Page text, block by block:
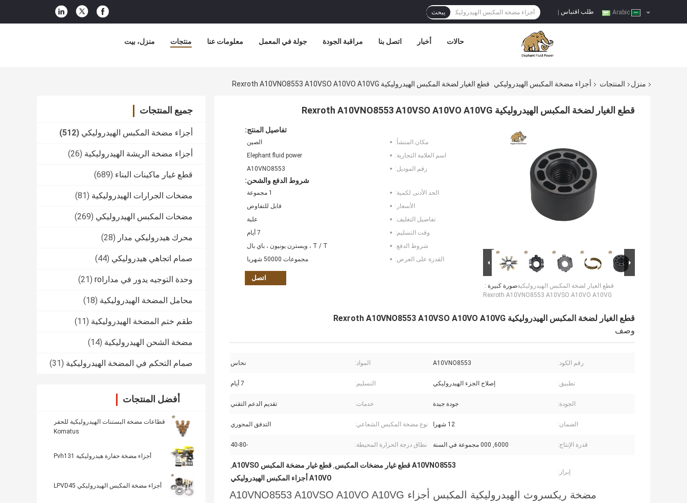
طلب اقتباس يبحث
منزل، بيت منتجات معلومات عنا جولة في المعمل مراقبة الجودة اتصل بنا أخبار حالات
منزل المنتجات أجزاء مضخة المكبس الهيدروليكي قطع الغيار لضخة المكبس الهيدروليكية Rexroth A10VNO8553 A10VSO A10VO A10VG
جميع المنتجات
أجزاء مضخة المكبس الهيدروليكي (512)
أجزاء مضخة الريشة الهيدروليكية (26)
قطع غيار ماكينات البناء (689)
مضخات الجرارات الهيدروليكية (81)
مضخات المكبس الهيدروليكي (269)
محرك هيدروليكي مدار (28)
صمام اتجاهي هيدروليكي (44)
وحدة التوجيه يدور في مدارrol (21)
محامل المضخة الهيدروليكية (18)
طقم ختم المضخة الهيدروليكية (11)
مضخة الشحن الهيدروليكية (14)
صمام التحكم في المضخة الهيدروليكية (31)
أفضل المنتجات
قطاعات مضخة البستنات الهيدروليكية للحفر
Komatus
أجزاء مضخة حفارة هيدروليكية Pvh131
أجزاء مضخة المكبس الهيدروليكي LPVD45
قطع الغيار لضخة المكبس الهيدروليكية Rexroth A10VNO8553 A10VSO A10VO A10VG
صورة كبيرة :قطع الغيار لضخة المكبس الهيدروليكية
Rexroth A10VNO8553 A10VSO A10VO A10VG
تفاصيل المنتج:
مكان المنشأ:
الصين
اسم العلامة التجارية:
Elephant fluid power
رقم الموديل:
A10VNO8553
شروط الدفع والشحن:
الحد الأدنى لكمية:
1 مجموعة
الأسعار:
قابل للتفاوض
تفاصيل التغليف:
علبة
وقت التسليم:
7 أيام
شروط الدفع:
T / T ، ويسترن يونيون ، باي بال
القدرة على العرض:
مجموعات 50000 شهريا
اتصل
قطع الغيار لضخة المكبس الهيدروليكية Rexroth A10VNO8553 A10VSO A10VO A10VG
وصف
رقم الكود: A10VNO8553 المواد: نحاس
تطبيق: إصلاح الجزء الهيدروليكي التسليم: 7 أيام
الجودة: جودة جيدة خدمات: تقديم الدعم التقني
الضمان: 12 شهرا نوع مضخة المكبس الشعاعي: التدفق المحوري
قدرة الإنتاج: 6000, 000 مجموعة في السنة نطاق درجة الحرارة المحيطة: -40-80
إبراز:
A10VNO8553 قطع غيار مضخات المكبس , قطع غيار مضخة المكبس A10VSO ,
A10VO أجزاء المكبس الهيدروليكي
مضخة ريكسروث الهيدروليكية المكبس أجزاء A10VNO8553 A10VSO A10VO A10VG